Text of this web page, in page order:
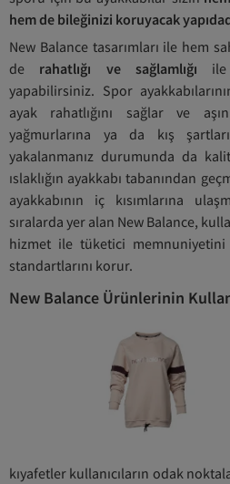
hem de bileğinizi koruyacak
New Balance tasarımları ile hem
de rahatlığı ve sağlamlığı ile
yapabilirsiniz. Spor
ayak rahatlığını sağlar ve
yağmurlarına ya da kış
yakalanmanız durumunda da
ıslaklığın ayakkabı tabanından
ayakkabının iç kısımlarına
sıralarda yer alan New Balance,
hizmet ile tüketici
standartlarını korur.
New Balance Ürünlerinin
kıyafetler kullanıcıların odak